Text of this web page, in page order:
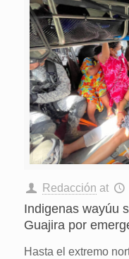
Redacción at
Indigenas wayúu
Guajira por
Hasta el extremo